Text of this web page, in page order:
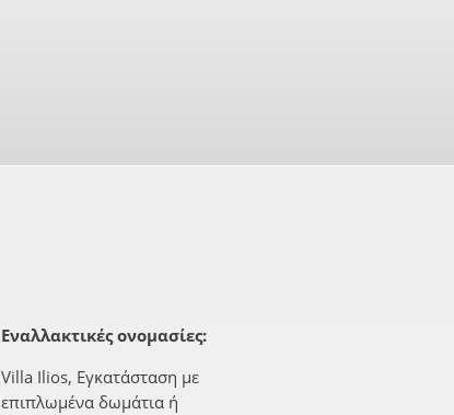
Εναλλακτικές ονομασίες:
Villa Ilios, Εγκατάσταση με
επιπλωμένα δωμάτια ή